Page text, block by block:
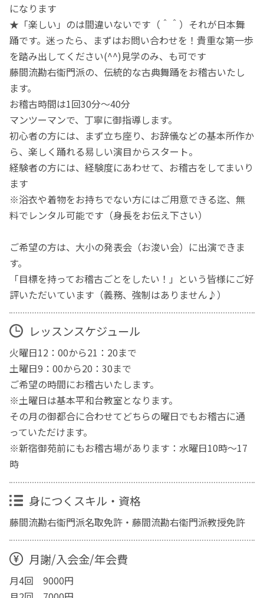
になります
★「楽しい」のは間違いないです（＾＾）それが日本舞
踊です。迷ったら、まずはお問い合わせを！貴重な第一歩
を踏み出してください(^^)見学のみ、も可です
藤間流勘右衞門派の、伝統的な古典舞踊をお稽古いたし
ます。
お稽古時間は1回30分～40分
マンツーマンで、丁寧に御指導します。
初心者の方には、まず立ち座り、お辞儀などの基本所作か
ら、楽しく踊れる易しい演目からスタート。
経験者の方には、経験度にあわせて、お稽古をしてまいり
ます
※浴衣や着物をお持ちでない方にはご用意できる迄、無
料でレンタル可能です（身長をお伝え下さい）
ご希望の方は、大小の発表会（お浚い会）に出演できま
す。
「目標を持ってお稽古ごとをしたい！」という皆様にご好
評いただいています（義務、強制はありません♪）
レッスンスケジュール
火曜日12：00から21：20まで
土曜日9：00から20：30まで
ご希望の時間にお稽古いたします。
※土曜日は基本平和台教室となります。
その月の御都合に合わせてどちらの曜日でもお稽古に通
っていただけます。
※新宿御苑前にもお稽古場があります：水曜日10時〜17
時
身につくスキル・資格
藤間流勘右衞門派名取免許・藤間流勘右衞門派教授免許
月謝/入会金/年会費
月4回 9000円